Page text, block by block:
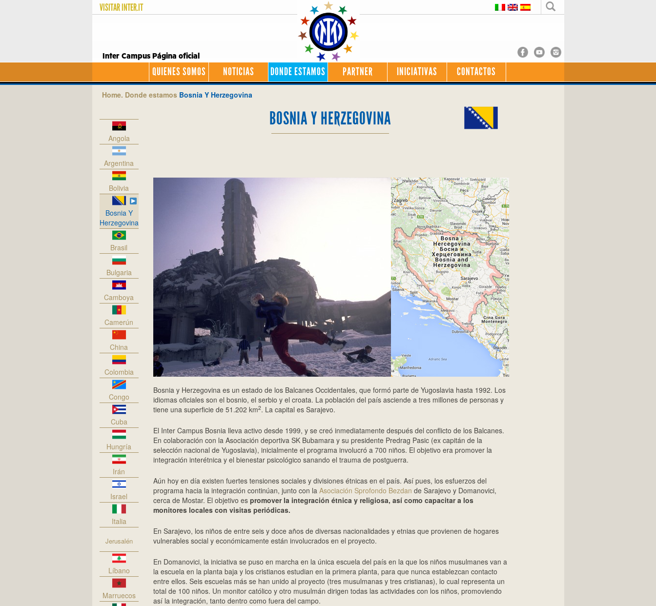
VISITARINTER.IT
Inter Campus Página oficial
QUIENES SOMOS NOTICIAS DONDE ESTAMOS PARTNER INICIATIVAS CONTACTOS
Home. Donde estamos Bosnia Y Herzegovina
Angola
Argentina
Bolivia
Bosnia Y
Herzegovina
Brasil
Bulgaria
Camboya
Camerún
China
Colombia
Congo
Cuba
Hungría
Irán
Israel
Italia
Jerusalén
Líbano
Marruecos
BOSNIA Y HERZEGOVINA
Bosnia y Herzegovina es un estado de los Balcanes Occidentales, que formó parte de Yugoslavia hasta 1992. Los
idiomas oficiales son el bosnio, el serbio y el croata. La población del país asciende a tres millones de personas y
tiene una superficie de 51.202 km2. La capital es Sarajevo.
El Inter Campus Bosnia lleva activo desde 1999, y se creó inmediatamente después del conflicto de los Balcanes.
En colaboración con la Asociación deportiva SK Bubamara y su presidente Predrag Pasic (ex capitán de la
selección nacional de Yugoslavia), inicialmente el programa involucró a 700 niños. El objetivo era promover la
integración interétnica y el bienestar psicológico sanando el trauma de postguerra.
Aún hoy en día existen fuertes tensiones sociales y divisiones étnicas en el país. Así pues, los esfuerzos del
programa hacia la integración continúan, junto con la Asociación Sprofondo Bezdan de Sarajevo y Domanovici,
cerca de Mostar. El objetivo es promover la integración étnica y religiosa, así como capacitar a los
monitores locales con visitas periódicas.
En Sarajevo, los niños de entre seis y doce años de diversas nacionalidades y etnias que provienen de hogares
vulnerables social y económicamente están involucrados en el proyecto.
En Domanovici, la iniciativa se puso en marcha en la única escuela del país en la que los niños musulmanes van a
la escuela en la planta baja y los cristianos estudian en la primera planta, para que nunca establezcan contacto
entre ellos. Seis escuelas más se han unido al proyecto (tres musulmanas y tres cristianas), lo cual representa un
total de 100 niños. Un monitor católico y otro musulmán dirigen todas las actividades con los niños, promoviendo
así la integración, tanto dentro como fuera del campo.